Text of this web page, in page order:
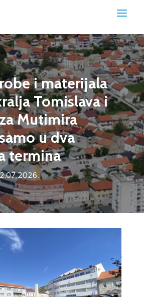
i materijala
Tomislava i
Mutimira
u dva
termina